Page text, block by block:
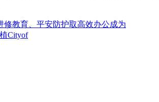
修教育、平安防护取高效办公成为
Cityof